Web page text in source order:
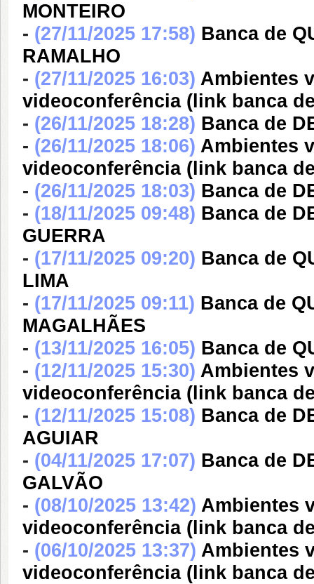
MONTEIRO
- (27/11/2025 17:58) Banca de
RAMALHO
- (27/11/2025 16:03) Ambientes
videoconferência (link banca
- (26/11/2025 18:28) Banca de
- (26/11/2025 18:06) Ambientes
videoconferência (link banca
- (26/11/2025 18:03) Banca de
- (18/11/2025 09:48) Banca de
GUERRA
- (17/11/2025 09:20) Banca de
LIMA
- (17/11/2025 09:11) Banca de
MAGALHÃES
- (13/11/2025 16:05) Banca de
- (12/11/2025 15:30) Ambientes
videoconferência (link banca
- (12/11/2025 15:08) Banca de
AGUIAR
- (04/11/2025 17:07) Banca de
GALVÃO
- (08/10/2025 13:42) Ambientes
videoconferência (link banca
- (06/10/2025 13:37) Ambientes
videoconferência (link banca